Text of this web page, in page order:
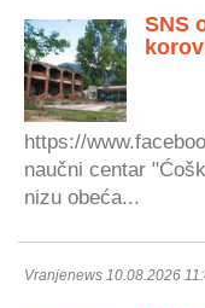
SNS
https://
naučni centar
nizu obeća...
Vranjenews 10.08.2026